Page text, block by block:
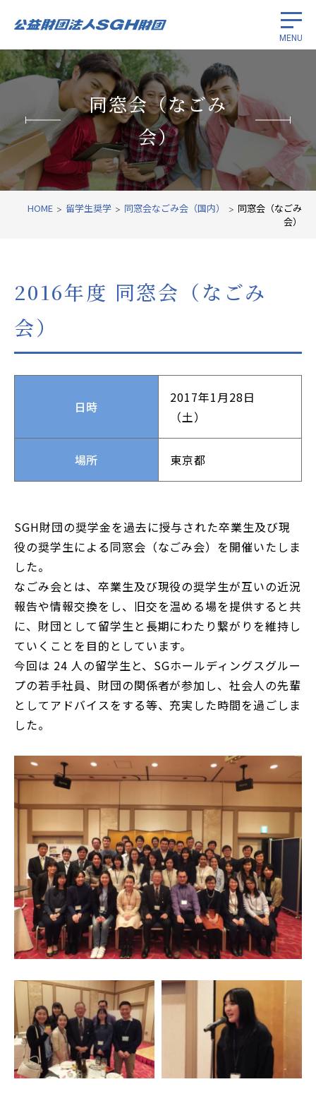
MENU
留学生奨学
がん研究振興
国際経済協力
財団紹介
お問い合わせはこちら
同窓会（なごみ
会）
HOME 留学生奨学 同窓会なごみ会（国内）
同窓会（なごみ
会）
2016年度 同窓会（なごみ
会）
日時
2017年1月28日
（土）
場所 東京都
SGH財団の奨学金を過去に授与された卒業生及び現
役の奨学生による同窓会（なごみ会）を開催いたしま
した。
なごみ会とは、卒業生及び現役の奨学生が互いの近況
報告や情報交換をし、旧交を温める場を提供すると共
に、財団として留学生と長期にわたり繋がりを維持し
ていくことを目的としています。
今回は 24 人の留学生と、SGホールディングスグルー
プの若手社員、財団の関係者が参加し、社会人の先輩
としてアドバイスをする等、充実した時間を過ごしま
した。